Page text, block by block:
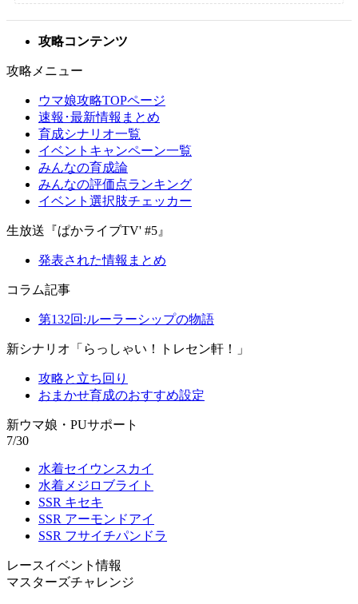
攻略コンテンツ
攻略メニュー
ウマ娘攻略TOPページ
速報･最新情報まとめ
育成シナリオ一覧
イベントキャンペーン一覧
みんなの育成論
みんなの評価点ランキング
イベント選択肢チェッカー
生放送『ぱかライブTV' #5』
発表された情報まとめ
コラム記事
第132回:ルーラーシップの物語
新シナリオ「らっしゃい！トレセン軒！」
攻略と立ち回り
おまかせ育成のおすすめ設定
新ウマ娘・PUサポート
7/30
水着セイウンスカイ
水着メジロブライト
SSR キセキ
SSR アーモンドアイ
SSR フサイチパンドラ
レースイベント情報
マスターズチャレンジ